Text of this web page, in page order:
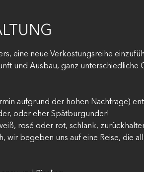
eine neue Verkostungsreihe
und Ausbau, ganz unterschiedliche
aufgrund der hohen Nachfrage)
oder eher Spätburgunder!
rosé oder rot, schlank,
wir begeben uns auf eine Reise, die